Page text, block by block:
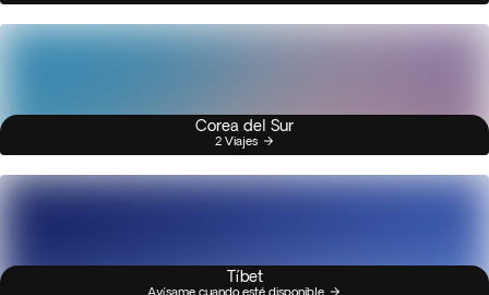
Corea del Sur
2 Viajes
Tíbet
Avísame cuando esté disponible